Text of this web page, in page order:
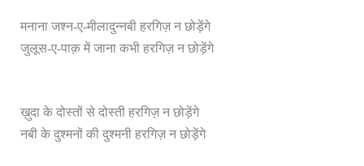
मनाना जश्न-ए-मीलादुन्नबी हरगिज़ न छोड़ेंगे
जुलूस-ए-पाक़ में जाना कभी हरगिज़ न छोड़ेंगे
ख़ुदा के दोस्तों से दोस्ती हरगिज़ न छोड़ेंगे
नबी के दुश्मनों की दुश्मनी हरगिज़ न छोड़ेंगे